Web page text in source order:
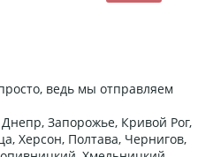
ведь мы отправляем
Запорожье, Кривой Рог,
Херсон, Полтава, Чернигов,